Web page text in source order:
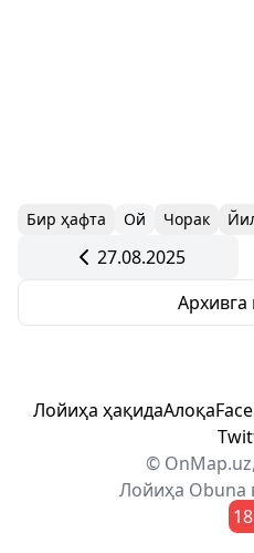
Бир ҳафта Ой Чорак
27.08.2025
Лойиҳа ҳақидаАлоқа
©
Лойиҳа Obuna